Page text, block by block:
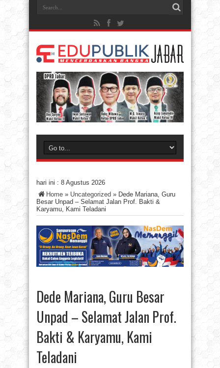
hari ini : 8 Agustus 2026
Home » Uncategorized » Dede Mariana, Guru
Besar Unpad – Selamat Jalan Prof. Bakti &
Karyamu, Kami Teladani
Dede Mariana, Guru Besar
Unpad – Selamat Jalan Prof.
Bakti & Karyamu, Kami
Teladani